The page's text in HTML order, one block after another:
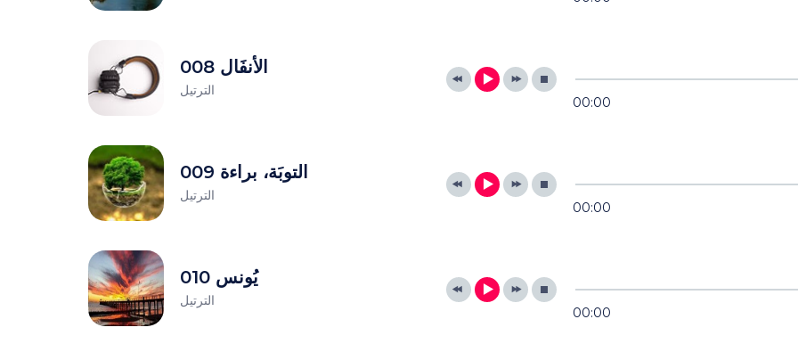
008 الأنفَال
الترتيل
00:00
009 التوبَة، براءة
الترتيل
00:00
010 يُونس
الترتيل
00:00